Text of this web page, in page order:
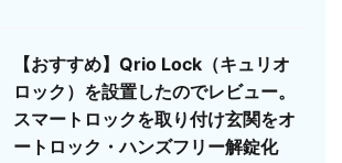
【おすすめ】Qrio Lock（キュリオ
ロック）を設置したのでレビュー。
スマートロックを取り付け玄関をオ
ートロック・ハンズフリー解錠化